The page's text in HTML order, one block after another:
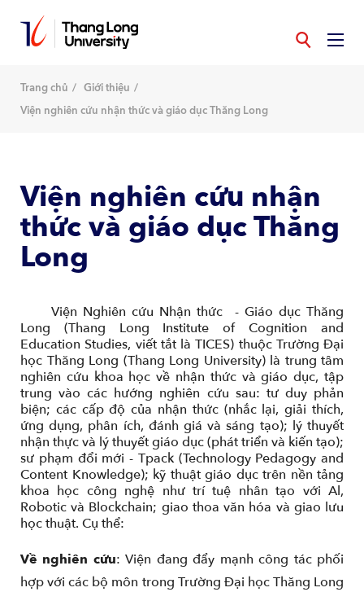
dungTrang chủ
Giới thiệu
Viện nghiên cứu nhận thức và giáo dục Thăng Long
Viện nghiên cứu nhận
thức và giáo dục Thăng
Long
Viện Nghiên cứu Nhận thức - Giáo dục Thăng
Long (Thang Long Institute of Cognition and
Education Studies, viết tắt là TICES) thuộc Trường Đại
học Thăng Long (Thang Long University) là trung tâm
nghiên cứu khoa học về nhận thức và giáo dục, tập
trung vào các hướng nghiên cứu sau: tư duy phản
biện; các cấp độ của nhận thức (nhắc lại, giải thích,
ứng dụng, phân ích, đánh giá và sáng tạo); lý thuyết
nhận thực và lý thuyết giáo dục (phát triển và kiến tạo);
sư phạm đổi mới - Tpack (Technology Pedagogy and
Content Knowledge); kỹ thuật giáo dục trên nền tảng
khoa học công nghệ như trí tuệ nhân tạo với Al,
Robotic và Blockchain; giao thoa văn hóa và giao lưu
học thuật. Cụ thể:
Về nghiên cứu: Viện đang đẩy mạnh công tác phối
hợp với các bộ môn trong Trường Đại học Thăng Long